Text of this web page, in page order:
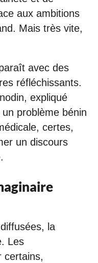
aux ambitions
Mais très vite,
avec des
réfléchissants.
expliqué
problème bénin
certes,
un discours
la
Les
certains,